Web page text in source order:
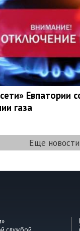
Евпатории
газа
Еще новости